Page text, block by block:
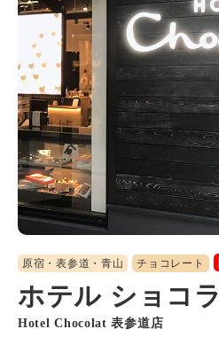
原宿・表参道・青山 チョコレート
ホテル ショコラ
Hotel Chocolat 表参道店